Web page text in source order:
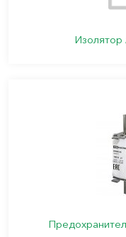
Изолятор